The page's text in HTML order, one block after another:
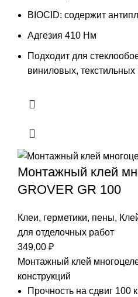
BIOCID: содержит
Адгезия 410 Нм
Подходит для
виниловых, текстильных
Монтажный клей
GROVER GR 100
Клеи, герметики, пены,
для отделочных работ
349,00 ₽
Монтажный клей
конструкций
Прочность на сдвиг 100